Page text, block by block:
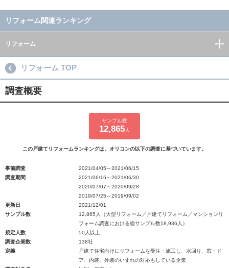
リフォーム関連ランキング
リフォーム
リフォーム TOP
調査概要
サンプル数
12,865 人
この戸建てリフォームランキングは、オリコンの以下の調査に基づいています。
事前調査
2021/04/05～2021/06/15
調査期間
2021/06/16～2021/06/30
2020/07/07～2020/09/28
2019/07/25～2019/09/02
更新日
2021/12/01
サンプル数
12,865人（大型リフォーム／戸建てリフォーム／マンションリ
フォーム調査における総サンプル数18,936人）
規定人数
50人以上
調査企業数
138社
定義
戸建て住宅向けにリフォームを受注・施工し、水回り、窓・ド
ア、内装、外装のいずれの対応もしている企業